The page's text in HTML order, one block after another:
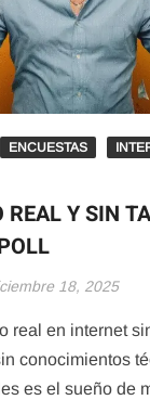
ENCUESTAS
REAL Y SIN
18, 2025
real en internet
conocimientos
es el sueño de